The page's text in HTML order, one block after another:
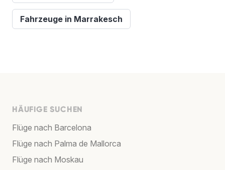
Fahrzeuge in Marrakesch
HÄUFIGE SUCHEN
Flüge nach Barcelona
Flüge nach Palma de Mallorca
Flüge nach Moskau